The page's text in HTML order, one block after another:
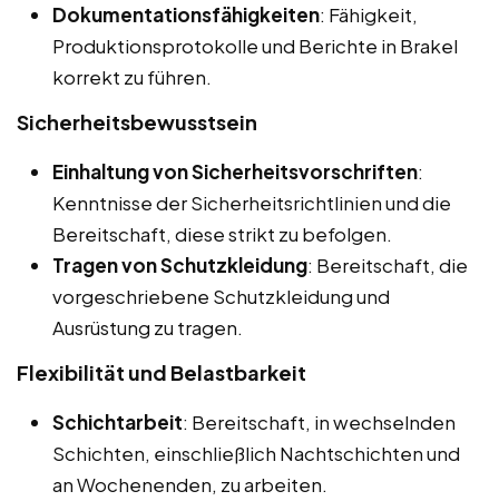
Dokumentationsfähigkeiten: Fähigkeit,
Produktionsprotokolle und Berichte in Brakel
korrekt zu führen.
Sicherheitsbewusstsein
Einhaltung von Sicherheitsvorschriften:
Kenntnisse der Sicherheitsrichtlinien und die
Bereitschaft, diese strikt zu befolgen.
Tragen von Schutzkleidung: Bereitschaft, die
vorgeschriebene Schutzkleidung und
Ausrüstung zu tragen.
Flexibilität und Belastbarkeit
Schichtarbeit: Bereitschaft, in wechselnden
Schichten, einschließlich Nachtschichten und
an Wochenenden, zu arbeiten.